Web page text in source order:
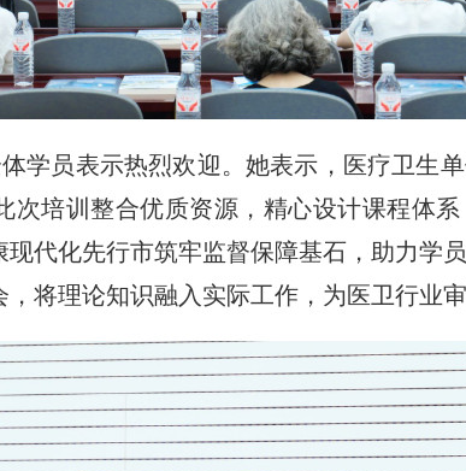
学员表示热烈欢迎。她表示，医疗卫生
次培训整合优质资源，精心设计课程体
代化先行市筑牢监督保障基石，助力学
将理论知识融入实际工作，为医卫行业